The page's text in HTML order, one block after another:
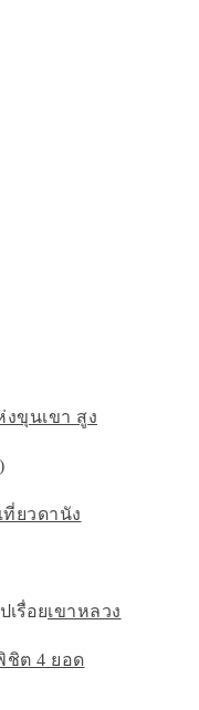
งขุนเขา สูง
ยวดานัง
เขาหลวง
ชิต 4 ยอด